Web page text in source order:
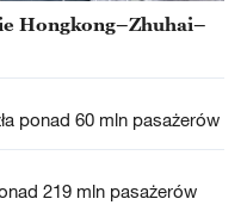
Hongkong–Zhuhai–
ponad 60 mln pasażerów
219 mln pasażerów